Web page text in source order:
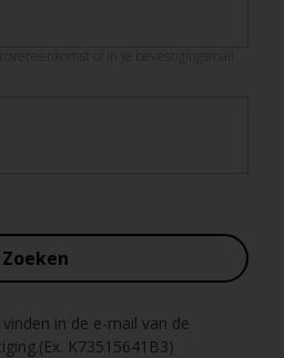
Zoeken
in de e-mail van de
K73515641B3)